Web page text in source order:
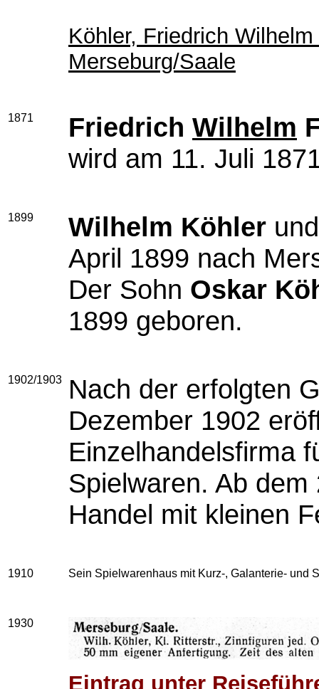
Köhler, Friedrich
Merseburg/Saale
1871 Friedrich Wilhelm
wird am 11. Juli
1899 Wilhelm Köhler
April 1899 nach
Der Sohn Oskar
1899 geboren.
1902/1903
Nach der erfolgten
Dezember 1902
Einzelhandelsfirma
Spielwaren. Ab
Handel mit kleinen
1910 Sein Spielwarenhaus mit Kurz-, Galanterie- und
1930
Eintrag unter